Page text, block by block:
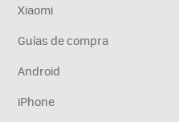
Xiaomi
Guías de compra
Android
iPhone